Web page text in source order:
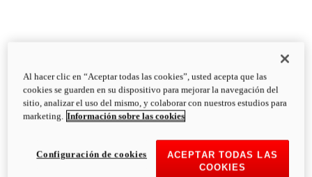
Al hacer clic en “Aceptar todas las cookies”, usted acepta que las
cookies se guarden en su dispositivo para mejorar la navegación del
sitio, analizar el uso del mismo, y colaborar con nuestros estudios para
marketing. Información sobre las cookies
ACEPTAR TODAS LAS
COOKIES
Configuración de cookies